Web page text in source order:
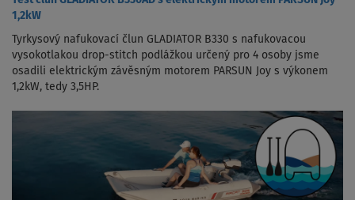
1,2kW
Tyrkysový nafukovací člun GLADIATOR B330 s nafukovacou
vysokotlakou drop-stitch podlážkou určený pro 4 osoby jsme
osadili elektrickým závěsným motorem PARSUN Joy s výkonem
1,2kW, tedy 3,5HP.